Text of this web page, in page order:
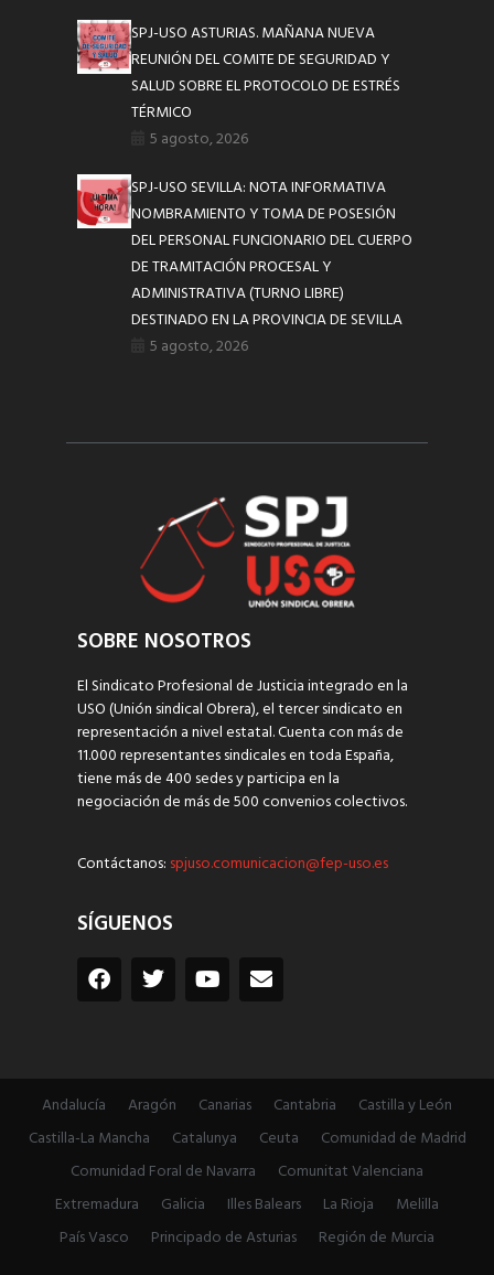
SPJ-USO ASTURIAS. MAÑANA NUEVA
REUNIÓN DEL COMITE DE SEGURIDAD Y
SALUD SOBRE EL PROTOCOLO DE ESTRÉS
TÉRMICO
5 agosto, 2026
SPJ-USO SEVILLA: NOTA INFORMATIVA
NOMBRAMIENTO Y TOMA DE POSESIÓN
DEL PERSONAL FUNCIONARIO DEL CUERPO
DE TRAMITACIÓN PROCESAL Y
ADMINISTRATIVA (TURNO LIBRE)
DESTINADO EN LA PROVINCIA DE SEVILLA
5 agosto, 2026
SOBRE NOSOTROS
El Sindicato Profesional de Justicia integrado en la
USO (Unión sindical Obrera), el tercer sindicato en
representación a nivel estatal. Cuenta con más de
11.000 representantes sindicales en toda España,
tiene más de 400 sedes y participa en la
negociación de más de 500 convenios colectivos.
Contáctanos: spjuso.comunicacion@fep-uso.es
SÍGUENOS
Andalucía Aragón Canarias Cantabria
Castilla y León
Castilla-La Mancha
Catalunya Ceuta
Comunidad de Madrid
Comunidad Foral de Navarra
Comunitat Valenciana
Extremadura
Galicia Illes Balears La Rioja
Melilla
País Vasco
Principado de Asturias Región de Murcia